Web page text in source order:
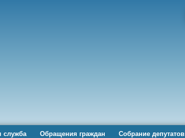
служба Обращения граждан Собрание депутатов